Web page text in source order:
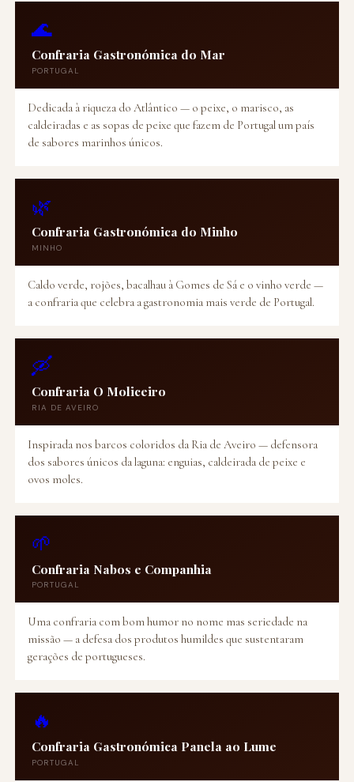
🌊
Confraria Gastronómica do Mar
PORTUGAL
Dedicada à riqueza do Atlântico — o peixe, o marisco, as
caldeiradas e as sopas de peixe que fazem de Portugal um país
de sabores marinhos únicos.
🌿
Confraria Gastronómica do Minho
MINHO
Caldo verde, rojões, bacalhau à Gomes de Sá e o vinho verde —
a confraria que celebra a gastronomia mais verde de Portugal.
🛶
Confraria O Moliceiro
RIA DE AVEIRO
Inspirada nos barcos coloridos da Ria de Aveiro — defensora
dos sabores únicos da laguna: enguias, caldeirada de peixe e
ovos moles.
🌱
Confraria Nabos e Companhia
PORTUGAL
Uma confraria com bom humor no nome mas seriedade na
missão — a defesa dos produtos humildes que sustentaram
gerações de portugueses.
🔥
Confraria Gastronómica Panela ao Lume
PORTUGAL